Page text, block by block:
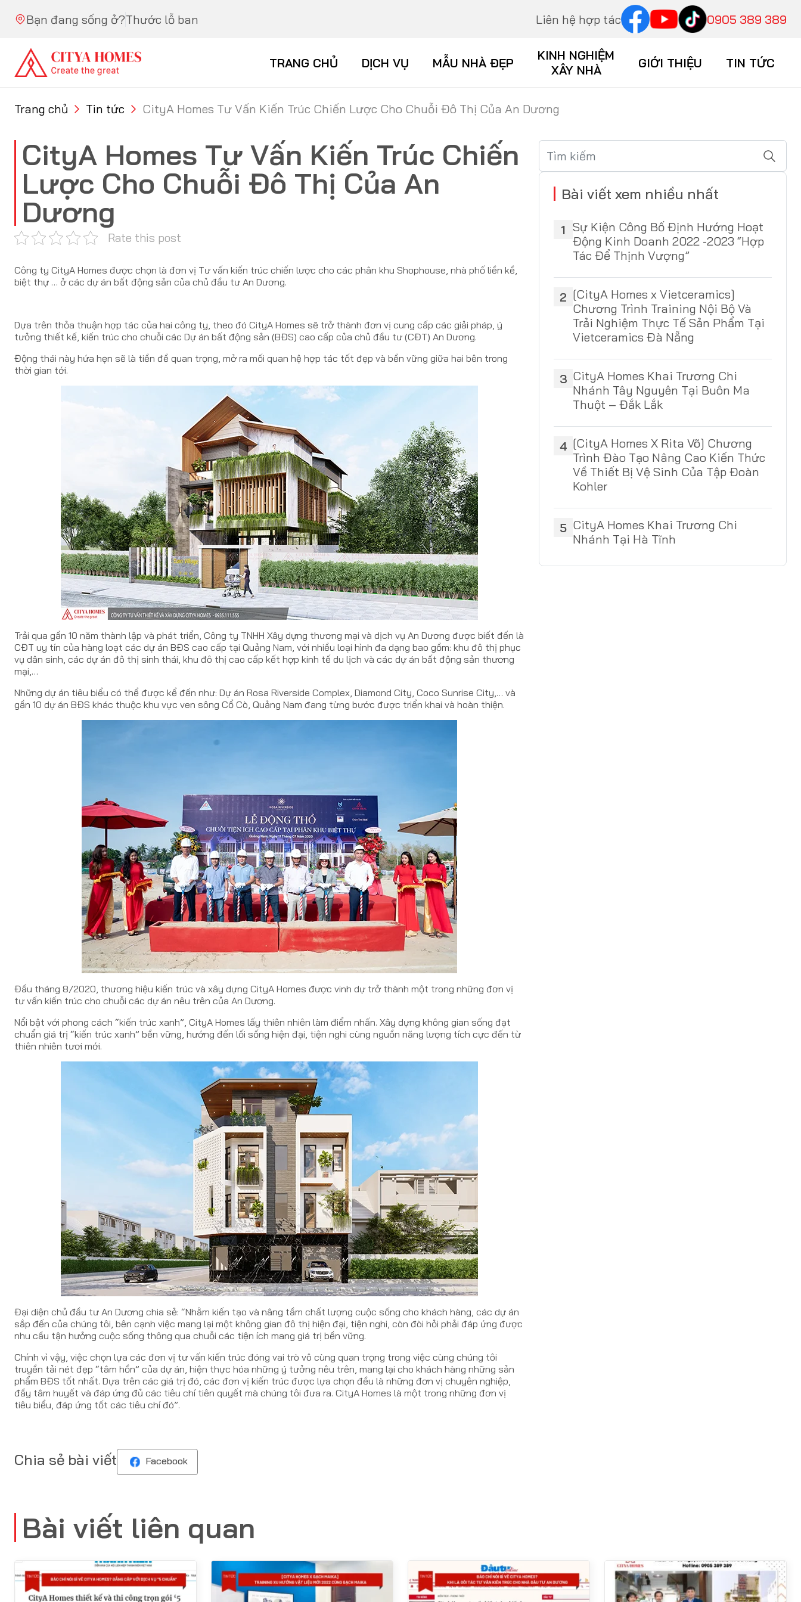
Bạn đang sống ở?Thước lỗ ban Liên hệ hợp tác 0905 389 389
TRANG CHỦ DỊCH VỤ MẪU NHÀ ĐẸP
KINH NGHIỆM
XÂY NHÀ
GIỚI THIỆU TIN TỨC
Trang chủ Tin tức CityA Homes Tư Vấn Kiến Trúc Chiến Lược Cho Chuỗi Đô Thị Của An Dương
CityA Homes Tư Vấn Kiến Trúc Chiến
Lược Cho Chuỗi Đô Thị Của An
Dương
Rate this post
Công ty CityA Homes được chọn là đơn vị Tư vấn kiến trúc chiến lược cho các phân khu Shophouse, nhà phố liền kề,
biệt thự … ở các dự án bất động sản của chủ đầu tư An Dương.
Dựa trên thỏa thuận hợp tác của hai công ty, theo đó CityA Homes sẽ trở thành đơn vị cung cấp các giải pháp, ý
tưởng thiết kế, kiến trúc cho chuỗi các Dự án bất động sản (BĐS) cao cấp của chủ đầu tư (CĐT) An Dương.
Động thái này hứa hẹn sẽ là tiền đề quan trọng, mở ra mối quan hệ hợp tác tốt đẹp và bền vững giữa hai bên trong
thời gian tới.
Trải qua gần 10 năm thành lập và phát triển, Công ty TNHH Xây dựng thương mại và dịch vụ An Dương được biết đến là
CĐT uy tín của hàng loạt các dự án BĐS cao cấp tại Quảng Nam, với nhiều loại hình đa dạng bao gồm: khu đô thị phục
vụ dân sinh, các dự án đô thị sinh thái, khu đô thị cao cấp kết hợp kinh tế du lịch và các dự án bất động sản thương
mại,…
Những dự án tiêu biểu có thể được kể đến như: Dự án Rosa Riverside Complex, Diamond City, Coco Sunrise City,… và
gần 10 dự án BĐS khác thuộc khu vực ven sông Cổ Cò, Quảng Nam đang từng bước được triển khai và hoàn thiện.
Đầu tháng 8/2020, thương hiệu kiến trúc và xây dựng CityA Homes được vinh dự trở thành một trong những đơn vị
tư vấn kiến trúc cho chuỗi các dự án nêu trên của An Dương.
Nổi bật với phong cách “kiến trúc xanh”, CityA Homes lấy thiên nhiên làm điểm nhấn. Xây dựng không gian sống đạt
chuẩn giá trị “kiến trúc xanh” bền vững, hướng đến lối sống hiện đại, tiện nghi cùng nguồn năng lượng tích cực đến từ
thiên nhiên tươi mới.
Đại diện chủ đầu tư An Dương chia sẻ: “Nhằm kiến tạo và nâng tầm chất lượng cuộc sống cho khách hàng, các dự án
sắp đến của chúng tôi, bên cạnh việc mang lại một không gian đô thị hiện đại, tiện nghi, còn đòi hỏi phải đáp ứng được
nhu cầu tận hưởng cuộc sống thông qua chuỗi các tiện ích mang giá trị bền vững.
Chính vì vậy, việc chọn lựa các đơn vị tư vấn kiến trúc đóng vai trò vô cùng quan trọng trong việc cùng chúng tôi
truyền tải nét đẹp “tâm hồn” của dự án, hiện thực hóa những ý tưởng nêu trên, mang lại cho khách hàng những sản
phẩm BĐS tốt nhất. Dựa trên các giá trị đó, các đơn vị kiến trúc được lựa chọn đều là những đơn vị chuyên nghiệp,
đầy tâm huyết và đáp ứng đủ các tiêu chí tiên quyết mà chúng tôi đưa ra. CityA Homes là một trong những đơn vị
tiêu biểu, đáp ứng tốt các tiêu chí đó”.
Chia sẻ bài viết Facebook
Bài viết xem nhiều nhất
1 Sự Kiện Công Bố Định Hướng Hoạt
Động Kinh Doanh 2022 -2023 “Hợp
Tác Để Thịnh Vượng”
2 [CityA Homes x Vietceramics]
Chương Trình Training Nội Bộ Và
Trải Nghiệm Thực Tế Sản Phẩm Tại
Vietceramics Đà Nẵng
3 CityA Homes Khai Trương Chi
Nhánh Tây Nguyên Tại Buôn Ma
Thuột – Đắk Lắk
4 [CityA Homes X Rita Võ] Chương
Trình Đào Tạo Nâng Cao Kiến Thức
Về Thiết Bị Vệ Sinh Của Tập Đoàn
Kohler
5 CityA Homes Khai Trương Chi
Nhánh Tại Hà Tĩnh
Bài viết liên quan